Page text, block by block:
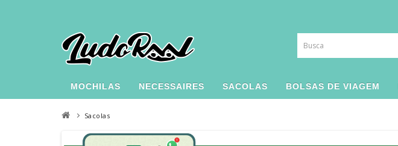
MOCHILAS NECESSAIRES SACOLAS BOLSAS DE VIAGEM
Sacolas